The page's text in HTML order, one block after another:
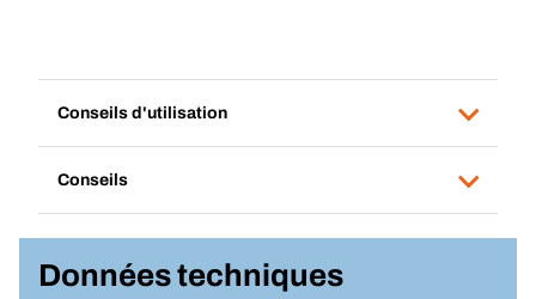
Conseils d'utilisation
Conseils
Données techniques